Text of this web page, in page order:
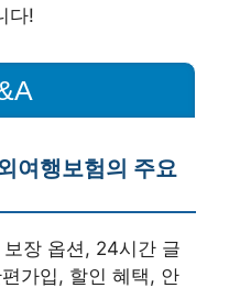
다!
여행보험의 주요
장 옵션, 24시간 글
가입, 할인 혜택, 안